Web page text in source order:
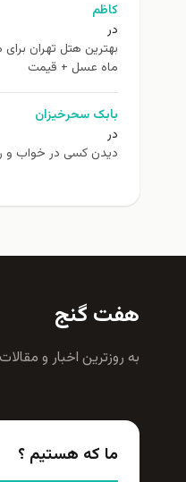
کاظم
در
ماه عسل + قیمت
بابک سحرخیزان
در
دیدن کسی در خواب و
هفت گنج
به روزترين اخبار و
ما که هستیم ؟